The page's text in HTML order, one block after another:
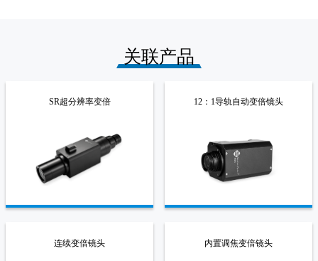
关联产品
SR超分辨率变倍 12：1导轨自动变倍镜头
连续变倍镜头 内置调焦变倍镜头